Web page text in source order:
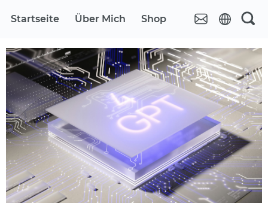
Startseite Über Mich Shop